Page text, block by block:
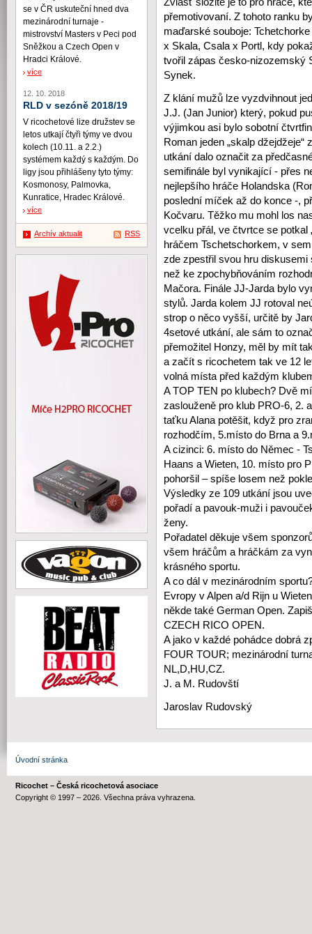
přemotivovaní. Z tohoto ranku
maďarské souboje:
x Skala, Csala x Portl, kdy
tvořil zápas česko-nizozemský
Synek.
Z klání mužů lze vyzdvihnout
J.J. (Jan Junior) který, pokud
výjimkou asi bylo sobotní
Roman jeden „skalp
utkání dalo označit za
semifinále byl vynikající - přes
nejlepšího hráče Holandska
poslední míček až do konce -,
Kočvaru. Těžko mu mohl los
vcelku přál, ve čtvrtce se potkal
hráčem Tschetschorkem, v
zde zpestřil svou hru
než ke zpochybňováním
Mačora. Finále JJ-Jarda bylo
stylů. Jarda kolem JJ rotoval
strop o něco vyšší, určitě by
4setové utkání, ale sám to
přemožitel Honzy, měl by mít
a začít s ricochetem tak ve 12
volná místa před každým
A TOP TEN po klubech? Dvě
zaslouženě pro klub PRO-6, 2.
taťku Alana potěšit, když pro
rozhodčím, 5.místo do Brna a
A cizinci: 6. místo do Němec -
Haans a Wieten, 10. místo pro
pohoršil – spíše losem než
Výsledky ze 109 utkání jsou
pořadí a pavouk-muži i
ženy.
Pořadatel děkuje všem
všem hráčům a hráčkám za
krásného sportu.
A co dál v mezinárodním
Evropy v Alpen a/d Rijn u
někde také German Open.
CZECH RICO OPEN.
A jako v každé pohádce dobrá
FOUR TOUR; mezinárodní
NL,D,HU,CZ.
J. a M. Rudovští
Jaroslav Rudovský
se v ČR uskuteční hned dva
mezinárodní turnaje -
mistrovství Masters v Peci pod
Sněžkou a Czech Open v
Hradci Králové.
více
12. 10. 2018
RLD v sezóně 2018/19
V ricochetové lize družstev se
letos utkají čtyři týmy ve dvou
kolech (10.11. a 2.2.)
systémem každý s každým. Do
ligy jsou přihlášeny tyto týmy:
Kosmonosy, Palmovka,
Kunratice, Hradec Králové.
více
Archív aktualit RSS
Úvodní stránka
Ricochet – Česká ricochetová asociace
Copyright © 1997 – 2026. Všechna práva vyhrazena.